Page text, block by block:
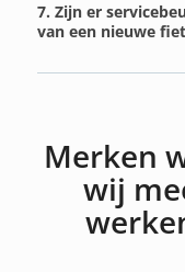
7. Zijn er
van een nieuwe
Merken
wij